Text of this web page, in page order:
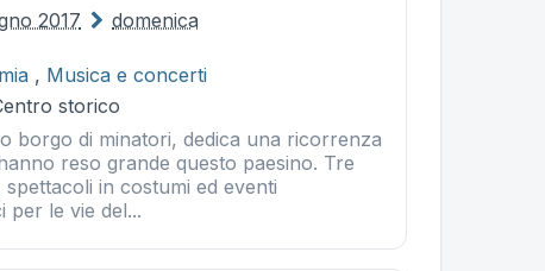
2017
domenica
, Musica e concerti
storico
borgo di minatori, dedica una ricorrenza
reso grande questo paesino. Tre
spettacoli in costumi ed eventi
per le vie del...